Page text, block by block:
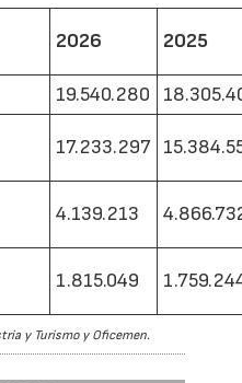
2026 2025
19.540.280
17.233.297
4.139.213
1.815.049
y Turismo y Oficemen.